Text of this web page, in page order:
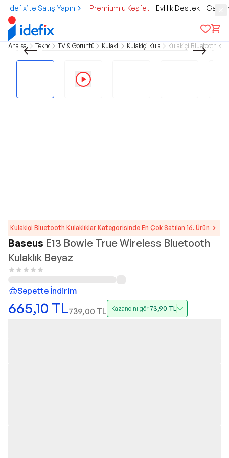
idefix’te Satış Yapın Premium'u Keşfet Evlilik Destek
Ana sayfa TeknolojiTV & Görüntü & SesKulaklıklarKulakiçi KulaklıklarKulakiçi Bluetooth
Kulakiçi Bluetooth Kulaklıklar Kategorisinde En Çok Satılan 16. Ürün
Baseus E13 Bowie True Wireless Bluetooth
Kulaklık Beyaz
Sepette İndirim
665,10 TL739,00 TL Kazancını gör 73,90 TL